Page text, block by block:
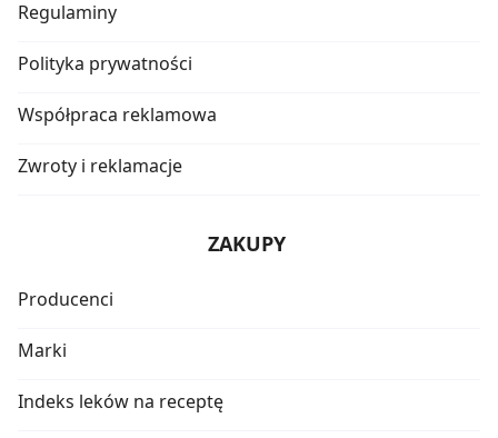
Regulaminy
Polityka prywatności
Współpraca reklamowa
Zwroty i reklamacje
ZAKUPY
Producenci
Marki
Indeks leków na receptę